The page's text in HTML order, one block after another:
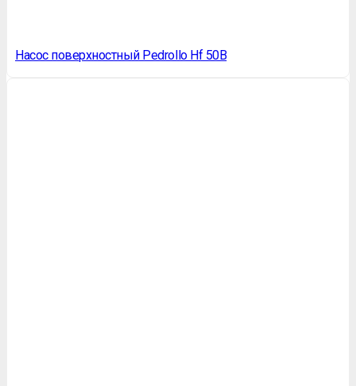
Насос поверхностный Pedrollo Hf 50B